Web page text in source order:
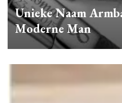
Unieke Naam
Moderne Man